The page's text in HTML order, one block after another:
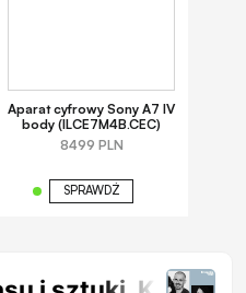
Aparat cyfrowy Sony A7 IV
body (ILCE7M4B.CEC)
8499 PLN
SPRAWDŹ